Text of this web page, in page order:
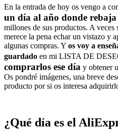
En la entrada de hoy os vengo a
un día al año donde
millones de sus productos. A
merece la pena echar un vistazo y
algunas compras. Y os voy a
guardado en mi LISTA DE
comprarlos ese día y obtener
Os pondré imágenes, una breve
producto por si os interesa
¿Qué día es el